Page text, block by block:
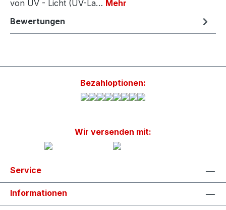
von UV - Licht (UV-La… Mehr
Bewertungen
Bezahloptionen:
Wir versenden mit:
Service
Informationen